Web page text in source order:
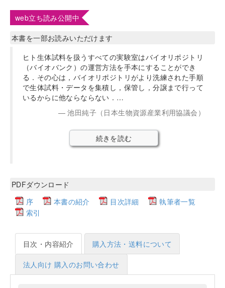
web立ち読み公開中
本書を一部お読みいただけます
ヒト生体試料を扱うすべての実験室はバイオリポジトリ
（バイオバンク）の運営方法を手本にすることができ
る．その心は，バイオリポジトリがより洗練された手順
で生体試料・データを集積し，保管し，分譲まで行って
いるからに他ならならない．…
池田純子（日本生物資源産業利用協議会）
続きを読む
PDFダウンロード
序
本書の紹介 目次詳細
執筆者一覧
索引
目次・内容紹介 購入方法・送料について
法人向け 購入のお問い合わせ